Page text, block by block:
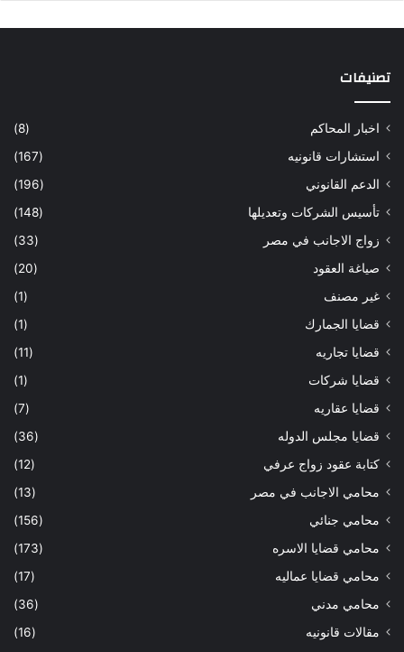
تصنيفات
اخبار المحاكم
(8)
استشارات قانونيه
(167)
الدعم القانوني
(196)
تأسيس الشركات وتعديلها
(148)
زواج الاجانب في مصر
(33)
صياغة العقود
(20)
غير مصنف
(1)
قضايا الجمارك
(1)
قضايا تجاريه
(11)
قضايا شركات
(1)
قضايا عقاريه
(7)
قضايا مجلس الدوله
(36)
كتابة عقود زواج عرفي
(12)
محامي الاجانب في مصر
(13)
محامي جنائي
(156)
محامي قضايا الاسره
(173)
محامي قضايا عماليه
(17)
محامي مدني
(36)
مقالات قانونيه
(16)